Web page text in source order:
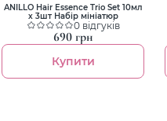
ANILLO Hair Essence Trio Set 10мл
х 3шт Набір мініатюр
0 відгуків
690 грн
Купити